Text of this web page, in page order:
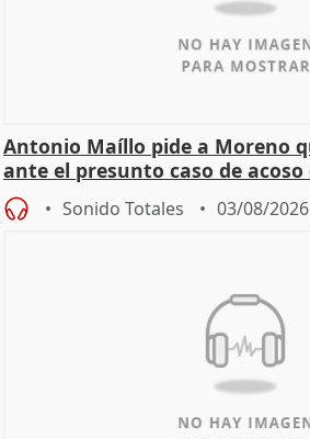
Antonio Maíllo pide a Moreno
ante el presunto caso de acoso
Sonido Totales 03/08/2026